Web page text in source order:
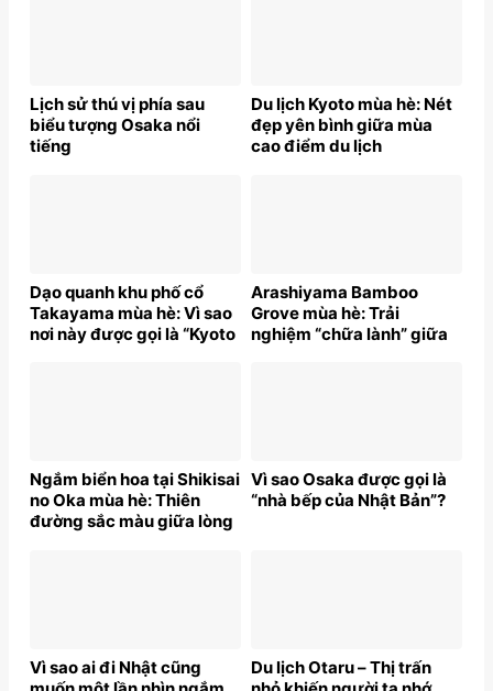
Lịch sử thú vị phía sau
biểu tượng Osaka nổi
tiếng
Du lịch Kyoto mùa hè: Nét
đẹp yên bình giữa mùa
cao điểm du lịch
Dạo quanh khu phố cổ
Takayama mùa hè: Vì sao
nơi này được gọi là “Kyoto
Arashiyama Bamboo
Grove mùa hè: Trải
nghiệm “chữa lành” giữa
Ngắm biển hoa tại Shikisai
no Oka mùa hè: Thiên
đường sắc màu giữa lòng
Vì sao Osaka được gọi là
“nhà bếp của Nhật Bản”?
Vì sao ai đi Nhật cũng
Du lịch Otaru – Thị trấn